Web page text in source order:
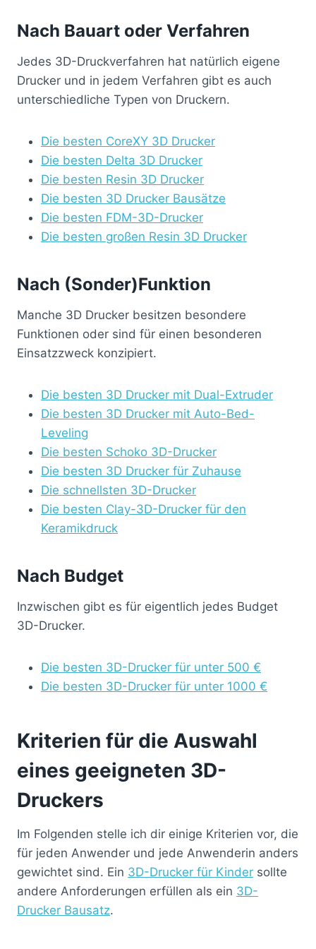
Nach Bauart oder Verfahren
Jedes 3D-Druckverfahren hat natürlich eigene
Drucker und in jedem Verfahren gibt es auch
unterschiedliche Typen von Druckern.
Die besten CoreXY 3D Drucker
Die besten Delta 3D Drucker
Die besten Resin 3D Drucker
Die besten 3D Drucker Bausätze
Die besten FDM-3D-Drucker
Die besten großen Resin 3D Drucker
Nach (Sonder)Funktion
Manche 3D Drucker besitzen besondere
Funktionen oder sind für einen besonderen
Einsatzzweck konzipiert.
Die besten 3D Drucker mit Dual-Extruder
Die besten 3D Drucker mit Auto-Bed-
Leveling
Die besten Schoko 3D-Drucker
Die besten 3D Drucker für Zuhause
Die schnellsten 3D-Drucker
Die besten Clay-3D-Drucker für den
Keramikdruck
Nach Budget
Inzwischen gibt es für eigentlich jedes Budget
3D-Drucker.
Die besten 3D-Drucker für unter 500 €
Die besten 3D-Drucker für unter 1000 €
Kriterien für die Auswahl
eines geeigneten 3D-
Druckers
Im Folgenden stelle ich dir einige Kriterien vor, die
für jeden Anwender und jede Anwenderin anders
gewichtet sind. Ein 3D-Drucker für Kinder sollte
andere Anforderungen erfüllen als ein 3D-
Drucker Bausatz.